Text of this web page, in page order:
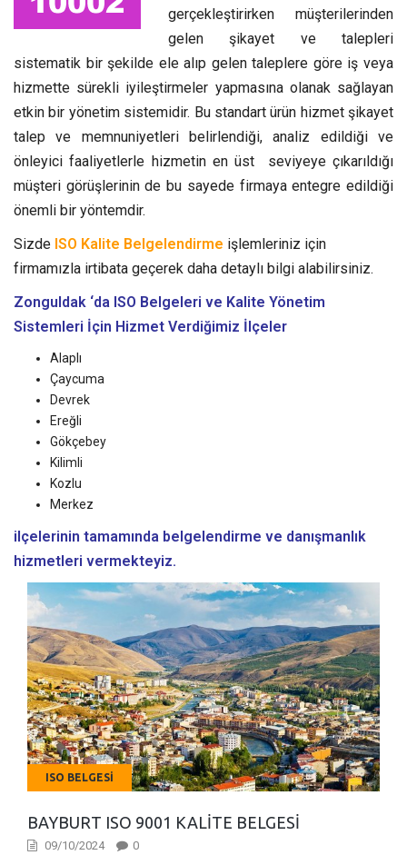
gerçekleştirirken müşterilerinden
gelen şikayet ve talepleri
sistematik bir şekilde ele alıp gelen taleplere göre iş veya
hizmette sürekli iyileştirmeler yapmasına olanak sağlayan
etkin bir yönetim sistemidir. Bu standart ürün hizmet şikayet
talep ve memnuniyetleri belirlendiği, analiz edildiği ve
önleyici faaliyetlerle hizmetin en üst seviyeye çıkarıldığı
müşteri görüşlerinin de bu sayede firmaya entegre edildiği
önemli bir yöntemdir.
Sizde ISO Kalite Belgelendirme işlemleriniz için
firmamızla irtibata geçerek daha detaylı bilgi alabilirsiniz.
Zonguldak ‘da ISO Belgeleri ve Kalite Yönetim
Sistemleri İçin Hizmet Verdiğimiz İlçeler
Alaplı
Çaycuma
Devrek
Ereğli
Gökçebey
Kilimli
Kozlu
Merkez
ilçelerinin tamamında belgelendirme ve danışmanlık
hizmetleri vermekteyiz.
ISO BELGESI
BAYBURT ISO 9001 KALITE BELGESI
09/10/2024 0